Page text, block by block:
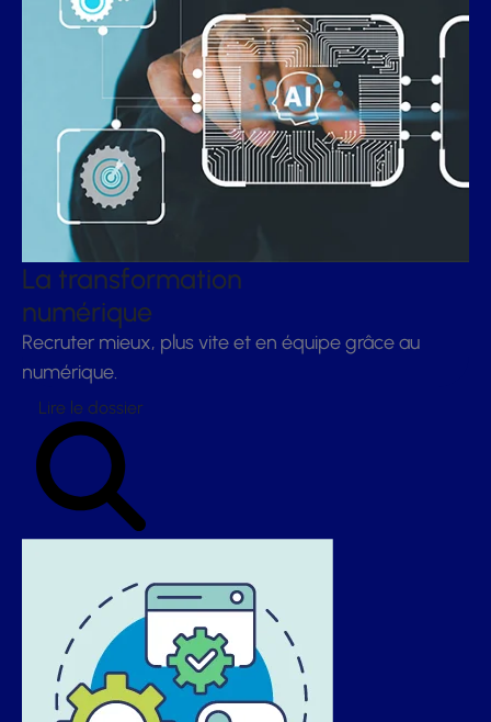
La transformation
numérique
Recruter mieux, plus vite et en équipe grâce au
numérique.
Lire le dossier